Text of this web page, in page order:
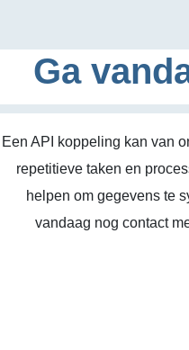
Ga
Een API koppeling kan van
repetitieve taken en
helpen om gegevens te
vandaag nog contact